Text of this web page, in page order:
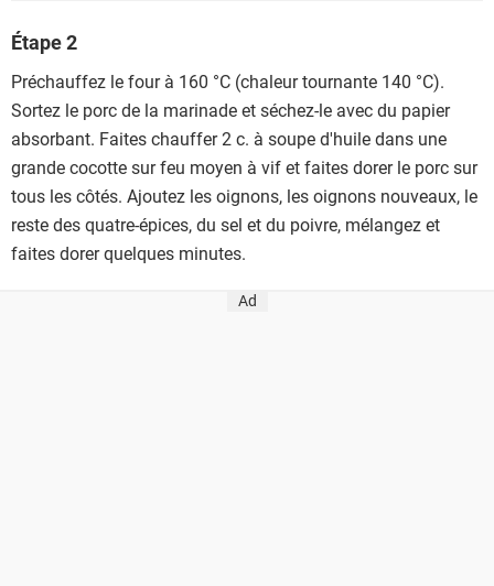
Étape 2
Préchauffez le four à 160 °C (chaleur tournante 140 °C).
Sortez le porc de la marinade et séchez-le avec du papier
absorbant. Faites chauffer 2 c. à soupe d'huile dans une
grande cocotte sur feu moyen à vif et faites dorer le porc sur
tous les côtés. Ajoutez les oignons, les oignons nouveaux, le
reste des quatre-épices, du sel et du poivre, mélangez et
faites dorer quelques minutes.
Ad